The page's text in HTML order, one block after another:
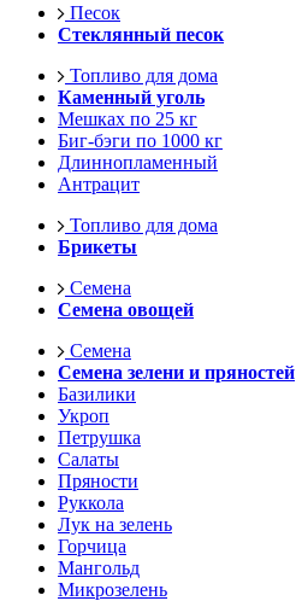
Песок
Стеклянный песок
Топливо для дома
Каменный уголь
Мешках по 25 кг
Биг-бэги по 1000 кг
Длиннопламенный
Антрацит
Топливо для дома
Брикеты
Семена
Семена овощей
Семена
Семена зелени и пряностей
Базилики
Укроп
Петрушка
Салаты
Пряности
Руккола
Лук на зелень
Горчица
Мангольд
Микрозелень